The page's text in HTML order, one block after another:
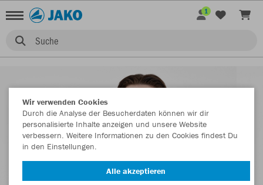
Suche
1
Wir verwenden Cookies
Durch die Analyse der Besucherdaten können wir dir
personalisierte Inhalte anzeigen und unsere Website
verbessern. Weitere Informationen zu den Cookies findest Du
in den Einstellungen.
Alle akzeptieren